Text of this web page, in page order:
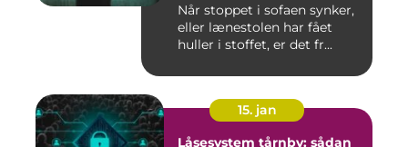
Når stoppet i sofaen synker,
eller lænestolen har fået
huller i stoffet, er det fr...
15. jan
Låsesystem tårnby: sådan